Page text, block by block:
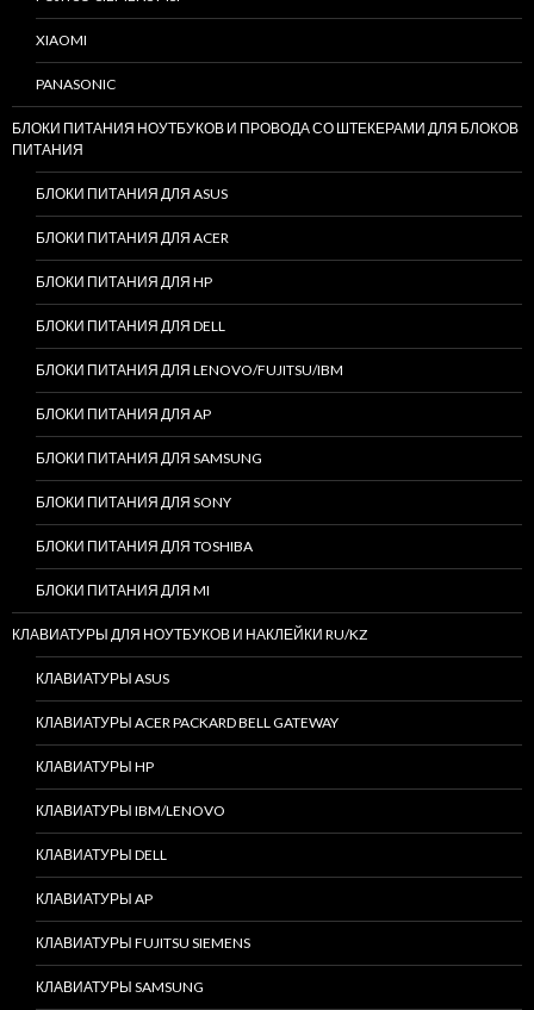
XIAOMI
PANASONIC
БЛОКИ ПИТАНИЯ НОУТБУКОВ И ПРОВОДА СО ШТЕКЕРАМИ ДЛЯ БЛОКОВ
ПИТАНИЯ
БЛОКИ ПИТАНИЯ ДЛЯ ASUS
БЛОКИ ПИТАНИЯ ДЛЯ ACER
БЛОКИ ПИТАНИЯ ДЛЯ HP
БЛОКИ ПИТАНИЯ ДЛЯ DELL
БЛОКИ ПИТАНИЯ ДЛЯ LENOVO/FUJITSU/IBM
БЛОКИ ПИТАНИЯ ДЛЯ AP
БЛОКИ ПИТАНИЯ ДЛЯ SAMSUNG
БЛОКИ ПИТАНИЯ ДЛЯ SONY
БЛОКИ ПИТАНИЯ ДЛЯ TOSHIBA
БЛОКИ ПИТАНИЯ ДЛЯ MI
КЛАВИАТУРЫ ДЛЯ НОУТБУКОВ И НАКЛЕЙКИ RU/KZ
КЛАВИАТУРЫ ASUS
КЛАВИАТУРЫ ACER PACKARD BELL GATEWAY
КЛАВИАТУРЫ HP
КЛАВИАТУРЫ IBM/LENOVO
КЛАВИАТУРЫ DELL
КЛАВИАТУРЫ AP
КЛАВИАТУРЫ FUJITSU SIEMENS
КЛАВИАТУРЫ SAMSUNG